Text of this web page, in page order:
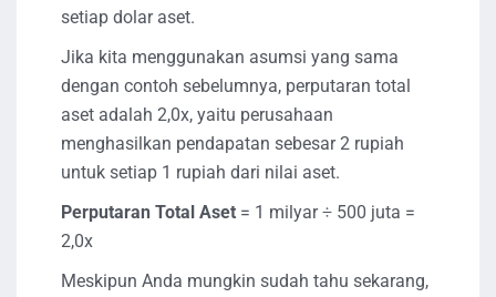
setiap dolar aset.
Jika kita menggunakan asumsi yang sama
dengan contoh sebelumnya, perputaran total
aset adalah 2,0x, yaitu perusahaan
menghasilkan pendapatan sebesar 2 rupiah
untuk setiap 1 rupiah dari nilai aset.
Perputaran Total Aset = 1 milyar ÷ 500 juta =
2,0x
Meskipun Anda mungkin sudah tahu sekarang,